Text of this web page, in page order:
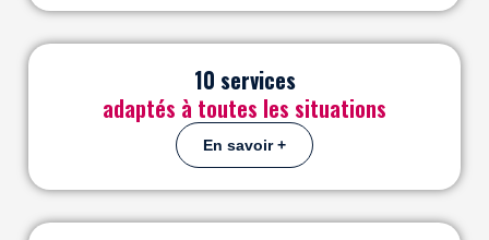
adaptés à toutes les situations
10 services
En savoir +